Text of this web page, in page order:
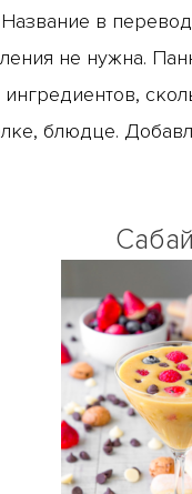
в
не нужна.
блюдце.